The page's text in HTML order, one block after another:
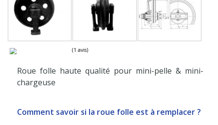
Roue folle haute qualité pour mini-pelle & mini-
chargeuse
Comment savoir si la roue folle est à remplacer ?